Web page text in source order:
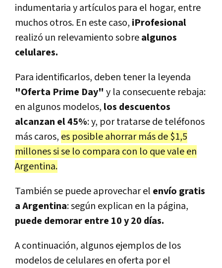
indumentaria y artículos para el hogar, entre
muchos otros. En este caso, iProfesional
realizó un relevamiento sobrealgunos
celulares.
Para identificarlos, deben tener la leyenda
"Oferta Prime Day" y la consecuente rebaja:
en algunos modelos, los descuentos
alcanzan el 45%: y, por tratarse de teléfonos
más caros, es posible ahorrar más de $1,5
millones si se lo compara con lo que vale en
Argentina.
También se puede aprovechar el envío gratis
a Argentina: según explican en la página,
puede demorar entre 10 y 20 días.
A continuación, algunos ejemplos de los
modelos de celulares en oferta por el